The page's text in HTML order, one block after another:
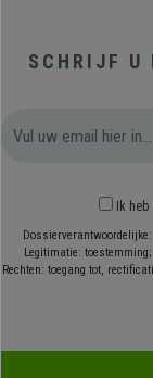
SCHRIJF U
Ik heb
Legitimatie:
Rechten: toegang tot,